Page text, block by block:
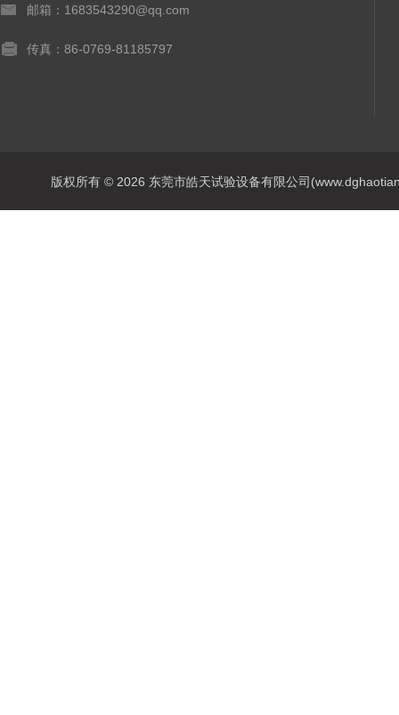
邮箱：1683543290@qq.com
传真：86-0769-81185797
版权所有 © 2026 东莞市皓天试验设备有限公司